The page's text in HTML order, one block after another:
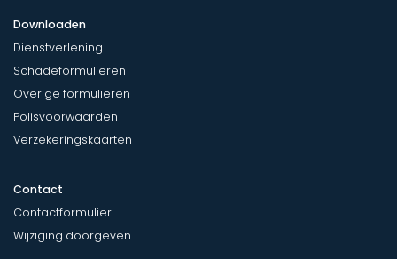
Downloaden
Dienstverlening
Schadeformulieren
Overige formulieren
Polisvoorwaarden
Verzekeringskaarten
Contact
Contactformulier
Wijziging doorgeven